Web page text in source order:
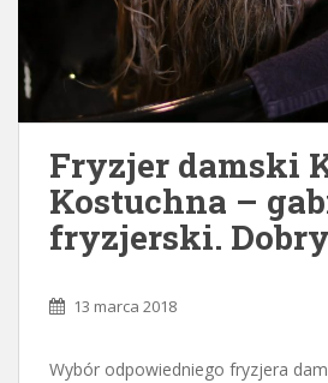
Fryzjer damski
Kostuchna –
fryzjerski.
13 marca 2018
Wybór odpowiedniego fryzjera